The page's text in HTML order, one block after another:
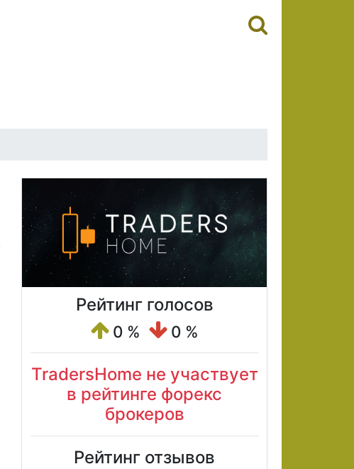
Рейтинг голосов
0 % 0 %
TradersHome не участвует
в рейтинге форекс
брокеров
Рейтинг отзывов